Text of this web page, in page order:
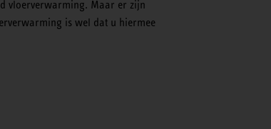
vloerverwarming. Maar er zijn
is wel dat u hiermee